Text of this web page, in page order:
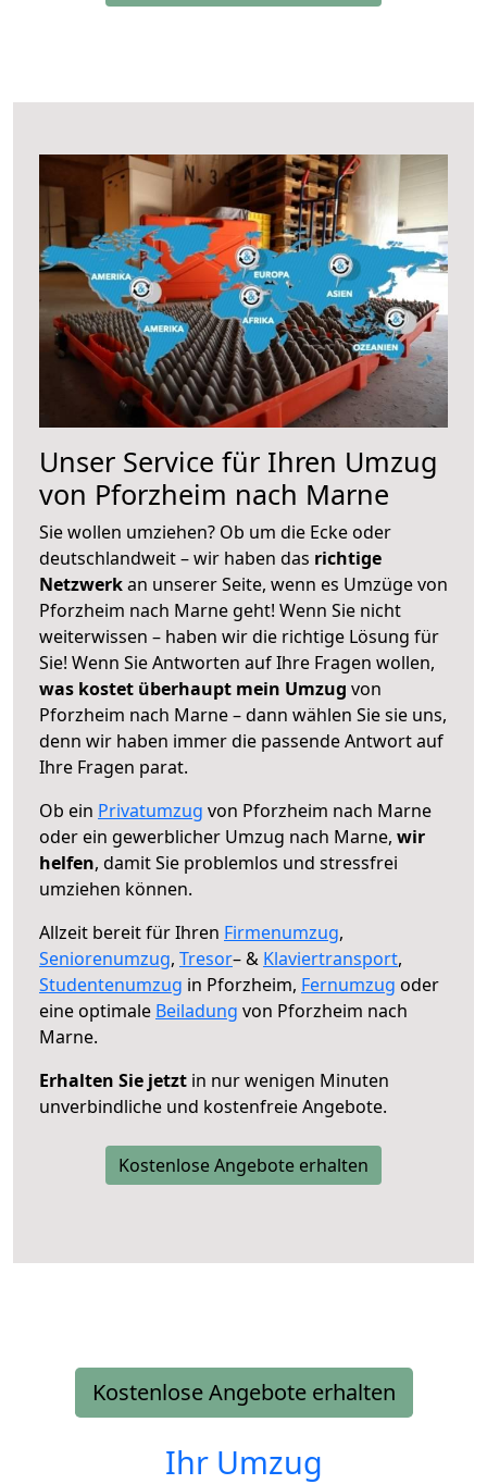
Unser Service für Ihren Umzug
von Pforzheim nach Marne
Sie wollen umziehen? Ob um die Ecke oder
deutschlandweit – wir haben das richtige
Netzwerkan unserer Seite, wenn es Umzüge von
Pforzheim nach Marne geht! Wenn Sie nicht
weiterwissen – haben wir die richtige Lösung für
Sie! Wenn Sie Antworten auf Ihre Fragen wollen,
was kostet überhaupt mein Umzug von
Pforzheim nach Marne – dann wählen Sie sie uns,
denn wir haben immer die passende Antwort auf
Ihre Fragen parat.
Ob ein Privatumzug von Pforzheim nach Marne
oder ein gewerblicher Umzug nach Marne, wir
helfen, damit Sie problemlos und stressfrei
umziehen können.
Allzeit bereit für Ihren Firmenumzug,
Seniorenumzug, Tresor– & Klaviertransport,
Studentenumzug in Pforzheim, Fernumzug oder
eine optimale Beiladung von Pforzheim nach
Marne.
Erhalten Sie jetzt in nur wenigen Minuten
unverbindliche und kostenfreie Angebote.
Kostenlose Angebote erhalten
Kostenlose Angebote erhalten
Ihr Umzug